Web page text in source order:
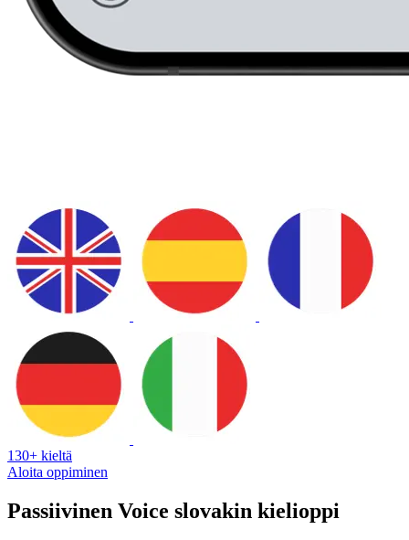
130+ kieltä
Aloita oppiminen
Passiivinen Voice slovakin kielioppi